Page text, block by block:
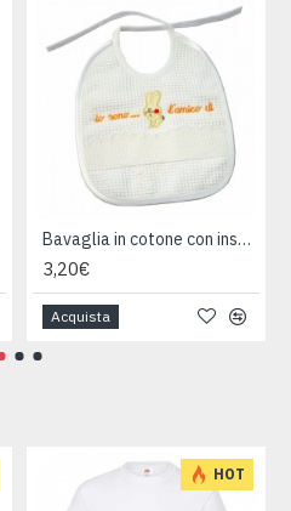
Bavaglia in cotone con inserto da ricamare
3,20€
Acquista
HOT